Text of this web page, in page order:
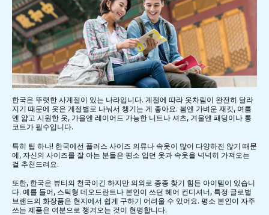
한국은 뚜렷한 사계절이 있는 나라입니다. 계절에 따라 옷차림이 완전히 달라
지기 때문에 옷은 계절별로 나눠서 챙기는 게 좋아요. 봄엔 가벼운 재킷, 여름
엔 얇고 시원한 옷, 가을엔 레이어드 가능한 니트나 셔츠, 겨울엔 패딩이나 롱
코트가 필수입니다.
특히 팁 하나! 한국에선 플러스 사이즈 의류나 속옷이 많이 다양하진 않기 때문
에, 자신의 사이즈를 잘 아는 분들은 평소 입던 옷과 속옷을 넉넉히 가져오는
걸 추천드려요.
또한, 한국은 뷰티의 천국이긴 하지만 의외로 종종 찾기 힘든 아이템이 있습니
다. 예를 들어, 스틱형 데오드란트나 본인이 쓰던 헤어 컨디셔너, 특정 글로벌
브랜드의 화장품은 현지에서 쉽게 구하기 어려울 수 있어요. 평소 본인이 자주
쓰는 제품은 여분으로 챙겨오는 것이 현명합니다.